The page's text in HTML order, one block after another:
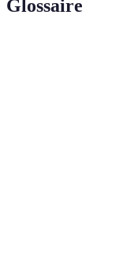
Glossaire